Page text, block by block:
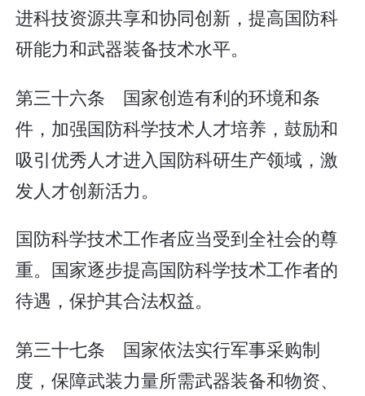
进科技资源共享和协同创新，提高国防科
研能力和武器装备技术水平。
第三十六条 国家创造有利的环境和条
件，加强国防科学技术人才培养，鼓励和
吸引优秀人才进入国防科研生产领域，激
发人才创新活力。
国防科学技术工作者应当受到全社会的尊
重。国家逐步提高国防科学技术工作者的
待遇，保护其合法权益。
第三十七条 国家依法实行军事采购制
度，保障武装力量所需武器装备和物资、